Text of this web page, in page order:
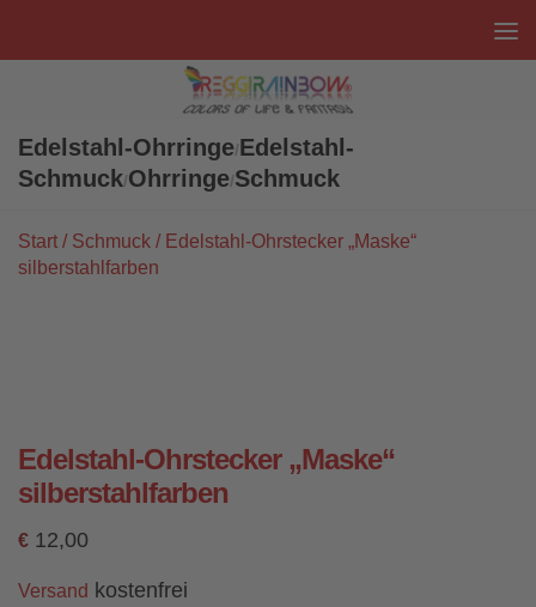
Edelstahl-Ohrringe/Edelstahl-
Schmuck/Ohrringe/Schmuck
Start / Schmuck / Edelstahl-Ohrstecker „Maske“
silberstahlfarben
Edelstahl-Ohrstecker „Maske“
silberstahlfarben
€ 12,00
Versand kostenfrei